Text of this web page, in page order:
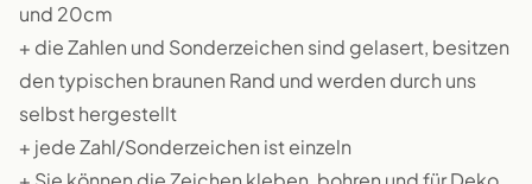
und 20cm
+ die Zahlen und Sonderzeichen sind gelasert, besitzen
den typischen braunen Rand und werden durch uns
selbst hergestellt
+ jede Zahl/Sonderzeichen ist einzeln